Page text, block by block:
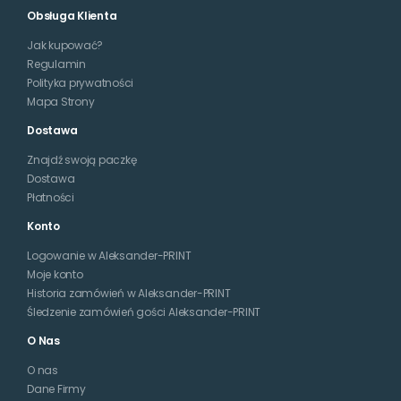
Obsługa Klienta
Jak kupować?
Regulamin
Polityka prywatności
Mapa Strony
Dostawa
Znajdź swoją paczkę
Dostawa
Płatności
Konto
Logowanie w Aleksander-PRINT
Moje konto
Historia zamówień w Aleksander-PRINT
Śledzenie zamówień gości Aleksander-PRINT
O Nas
O nas
Dane Firmy